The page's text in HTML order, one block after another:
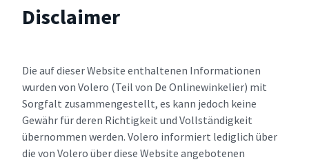
Disclaimer
Die auf dieser Website enthaltenen Informationen
wurden von Volero (Teil von De Onlinewinkelier) mit
Sorgfalt zusammengestellt, es kann jedoch keine
Gewähr für deren Richtigkeit und Vollständigkeit
übernommen werden. Volero informiert lediglich über
die von Volero über diese Website angebotenen